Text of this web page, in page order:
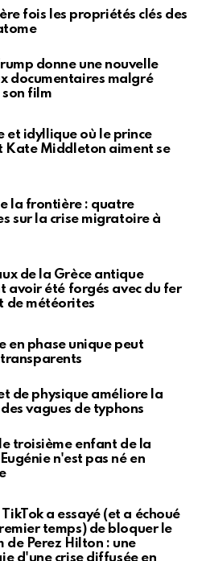
fois les propriétés clés des
donne une nouvelle
documentaires malgré
son film
et idyllique où le prince
Kate Middleton aiment se
la frontière : quatre
sur la crise migratoire à
de la Grèce antique
avoir été forgés avec du fer
de météorites
en phase unique peut
de physique améliore la
vagues de typhons
troisième enfant de la
n'est pas né en
a essayé (et a échoué
temps) de bloquer le
de Perez Hilton : une
d'une crise diffusée en